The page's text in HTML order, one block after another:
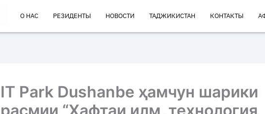
О НАС РЕЗИДЕНТЫ НОВОСТИ ТАДЖИКИСТАН КОНТАКТЫ
IT Park Dushanbe ҳамчун шарики